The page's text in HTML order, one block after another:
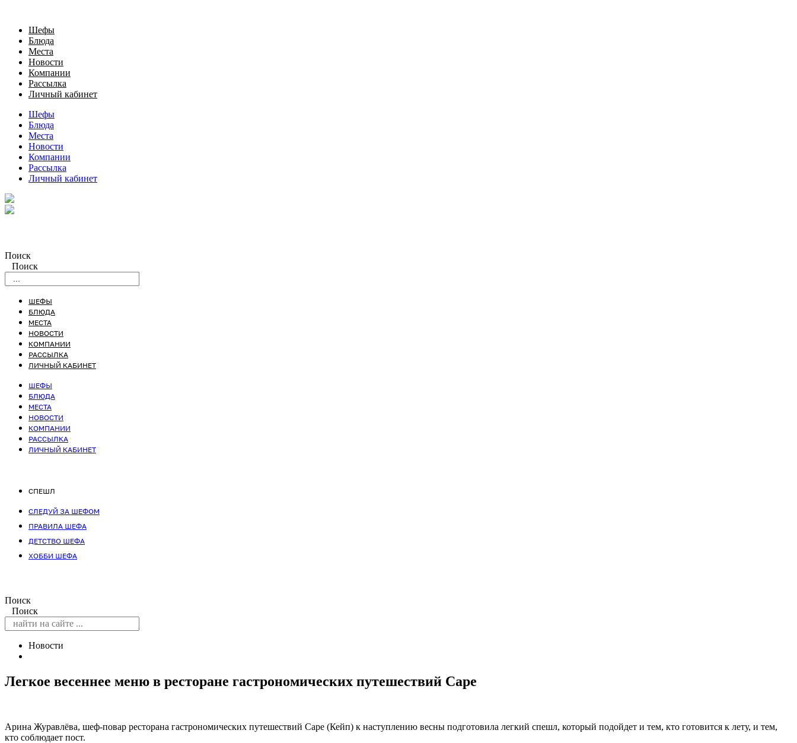
Шефы
Блюда
Места
Новости
Компании
Рассылка
Личный кабинет
Шефы
Блюда
Места
Новости
Компании
Рассылка
Личный кабинет
Поиск
Поиск
ШЕФЫ
БЛЮДА
МЕСТА
НОВОСТИ
КОМПАНИИ
РАССЫЛКА
ЛИЧНЫЙ КАБИНЕТ
ШЕФЫ
БЛЮДА
МЕСТА
НОВОСТИ
КОМПАНИИ
РАССЫЛКА
ЛИЧНЫЙ КАБИНЕТ
СПЕШЛ
СЛЕДУЙ ЗА ШЕФОМ
ПРАВИЛА ШЕФА
ДЕТСТВО ШЕФА
ХОББИ ШЕФА
Поиск
Поиск
Новости
Легкое весеннее меню в ресторане гастрономических путешествий Cape
Арина Журавлёва, шеф-повар ресторана гастрономических путешествий Cape (Кейп) к наступлению весны подготовила легкий спешл, который подойдет и тем, кто готовится к лету, и тем,
кто соблюдает пост.